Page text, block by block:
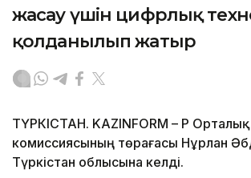
жасау үшін цифрлық
қолданылып жатыр
ТҮРКІСТАН. KAZINFORM – ҚР
комиссиясының төрағасы Нұрлан
Түркістан облысына келді.